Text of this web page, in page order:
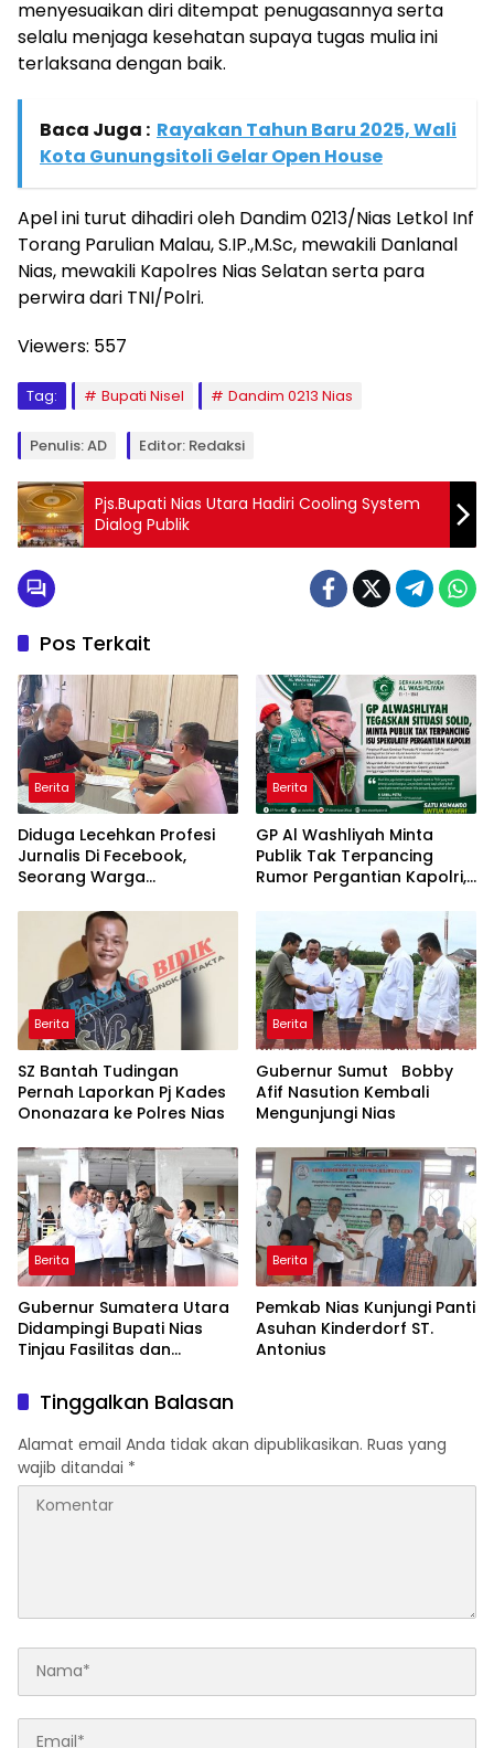
menyesuaikan diri ditempat penugasannya serta
selalu menjaga kesehatan supaya tugas mulia ini
terlaksana dengan baik.
Baca Juga : Rayakan Tahun Baru 2025, Wali
Kota Gunungsitoli Gelar Open House
Apel ini turut dihadiri oleh Dandim 0213/Nias Letkol Inf
Torang Parulian Malau, S.IP.,M.Sc, mewakili Danlanal
Nias, mewakili Kapolres Nias Selatan serta para
perwira dari TNI/Polri.
Viewers: 557
Tag: Bupati Nisel Dandim 0213 Nias
Penulis: AD Editor: Redaksi
Pjs.Bupati Nias Utara Hadiri Cooling System
Dialog Publik
Pos Terkait
Berita
Diduga Lecehkan Profesi
Jurnalis Di Fecebook,
Seorang Warga
Berita
GP Al Washliyah Minta
Publik Tak Terpancing
Rumor Pergantian Kapolri,
Berita
SZ Bantah Tudingan
Pernah Laporkan Pj Kades
Ononazara ke Polres Nias
Berita
Gubernur Sumut Bobby
Afif Nasution Kembali
Mengunjungi Nias
Berita
Gubernur Sumatera Utara
Didampingi Bupati Nias
Tinjau Fasilitas dan
M. Thomsen
Berita
Pemkab Nias Kunjungi Panti
Asuhan Kinderdorf ST.
Antonius
Tinggalkan Balasan
Alamat email Anda tidak akan dipublikasikan. Ruas yang
wajib ditandai *